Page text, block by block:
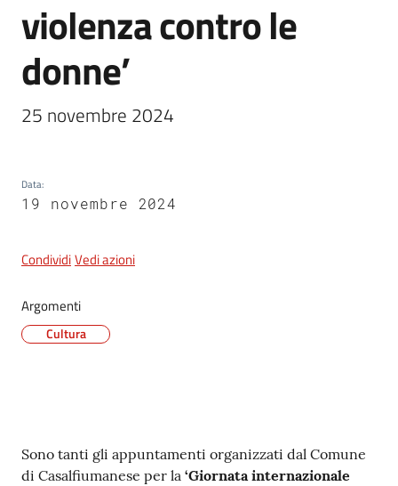
Servizi
on-
line
Tutti
violenza contro le
donne’
25 novembre 2024
Data:
19 novembre 2024
CondividiVedi azioni
Argomenti
Cultura
Contenuto
Sono tanti gli appuntamenti organizzati dal Comune
di Casalfiumanese per la ‘Giornata internazionale